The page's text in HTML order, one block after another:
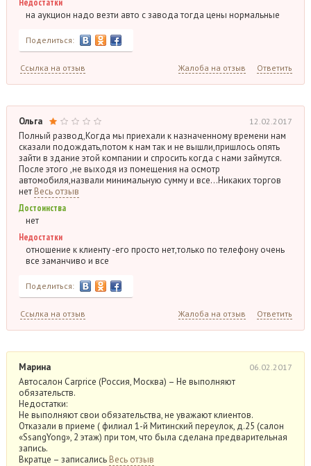
Недостатки
на аукцион надо везти авто с завода тогда цены нормальные
Поделиться:
Ссылка на отзыв Жалоба на отзыв Ответить
Ольга 12.02.2017
Полный развод,Когда мы приехали к назначенному времени нам
сказали подождать,потом к нам так и не вышли,пришлось опять
зайти в здание этой компании и спросить когда с нами займутся.
После этого ,не выходя из помещения на осмотр
автомобиля,назвали минимальную сумму и все…Никаких торгов
нет Весь отзыв
Достоинства
нет
Недостатки
отношение к клиенту -его просто нет,только по телефону очень
все заманчиво и все
Поделиться:
Ссылка на отзыв Жалоба на отзыв Ответить
Марина 06.02.2017
Автосалон Carprice (Россия, Москва) – Не выполняют
обязательств.
Недостатки:
Не выполняют свои обязательства, не уважают клиентов.
Отказали в приеме ( филиал 1-й Митинский переулок, д.25 (салон
«SsangYong», 2 этаж) при том, что была сделана предварительная
запись.
Вкратце – записались Весь отзыв